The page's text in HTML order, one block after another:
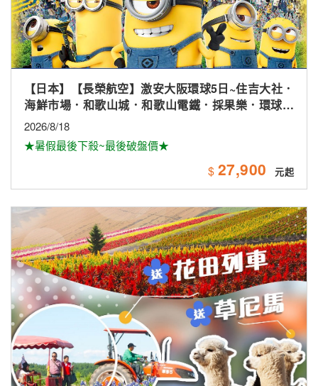
【日本】【長榮航空】激安大阪環球5日~住吉大社．
海鮮市場．和歌山城．和歌山電鐵．採果樂．環球影
城
2026/8/18
★暑假最後下殺~最後破盤價★
$ 27,900